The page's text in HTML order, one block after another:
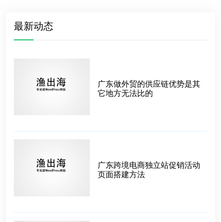
最新动态
广东做外贸的供应链优势是其
它地方无法比的
广东跨境电商独立站促销活动
页面搭建方法